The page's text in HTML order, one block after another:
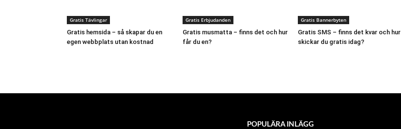
Gratis Tävlingar
Gratis hemsida – så skapar du en
egen webbplats utan kostnad
Gratis Erbjudanden
Gratis musmatta – finns det och hur
får du en?
Gratis Bannerbyten
Gratis SMS – finns det kvar och hur
skickar du gratis idag?
POPULÄRA INLÄGG